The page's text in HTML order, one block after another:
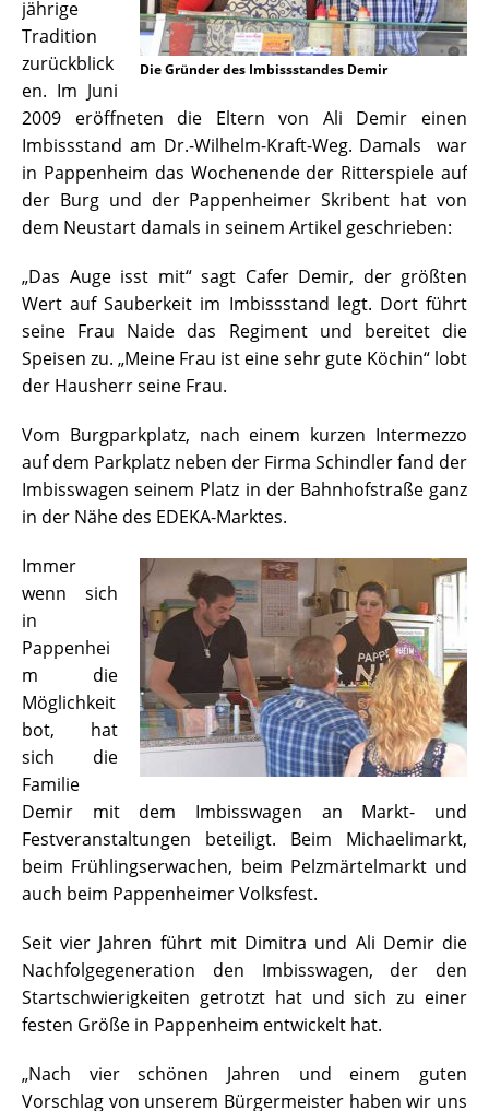
Die Gründer des Imbissstandes Demir
jährige
Tradition
zurückblick
en. Im Juni
2009 eröffneten die Eltern von Ali Demir einen
Imbissstand am Dr.-Wilhelm-Kraft-Weg. Damals war
in Pappenheim das Wochenende der Ritterspiele auf
der Burg und der Pappenheimer Skribent hat von
dem Neustart damals in seinem Artikel geschrieben:
„Das Auge isst mit“ sagt Cafer Demir, der größten
Wert auf Sauberkeit im Imbissstand legt. Dort führt
seine Frau Naide das Regiment und bereitet die
Speisen zu. „Meine Frau ist eine sehr gute Köchin“ lobt
der Hausherr seine Frau.
Vom Burgparkplatz, nach einem kurzen Intermezzo
auf dem Parkplatz neben der Firma Schindler fand der
Imbisswagen seinem Platz in der Bahnhofstraße ganz
in der Nähe des EDEKA-Marktes.
Immer
wenn sich
in
Pappenhei
m die
Möglichkeit
bot, hat
sich die
Familie
Demir mit dem Imbisswagen an Markt- und
Festveranstaltungen beteiligt. Beim Michaelimarkt,
beim Frühlingserwachen, beim Pelzmärtelmarkt und
auch beim Pappenheimer Volksfest.
Seit vier Jahren führt mit Dimitra und Ali Demir die
Nachfolgegeneration den Imbisswagen, der den
Startschwierigkeiten getrotzt hat und sich zu einer
festen Größe in Pappenheim entwickelt hat.
„Nach vier schönen Jahren und einem guten
Vorschlag von unserem Bürgermeister haben wir uns